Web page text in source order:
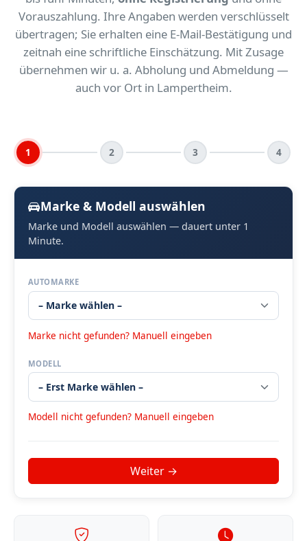
Vorauszahlung. Ihre Angaben werden verschlüsselt
übertragen; Sie erhalten eine E-Mail-Bestätigung und
zeitnah eine schriftliche Einschätzung. Mit Zusage
übernehmen wir u. a. Abholung und Abmeldung —
auch vor Ort in Lampertheim.
1 2 3 4
Marke & Modell auswählen
Marke und Modell auswählen — dauert unter 1
Minute.
AUTOMARKE
Marke nicht gefunden? Manuell eingeben
MODELL
Modell nicht gefunden? Manuell eingeben